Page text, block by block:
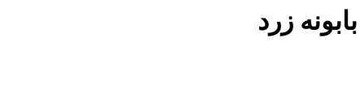
بابونه زرد